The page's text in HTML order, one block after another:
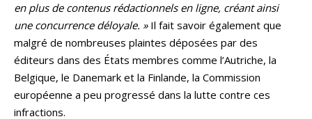
en plus de contenus rédactionnels en ligne, créant ainsi
une concurrence déloyale. »Il fait savoir également que
malgré de nombreuses plaintes déposées par des
éditeurs dans des États membres comme l’Autriche, la
Belgique, le Danemark et la Finlande, la Commission
européenne a peu progressé dans la lutte contre ces
infractions.